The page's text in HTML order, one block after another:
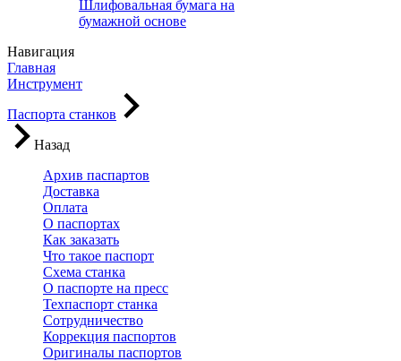
Шлифовальная бумага на
бумажной основе
Навигация
Главная
Инструмент
Паспорта станков
Назад
Архив паспартов
Доставка
Оплата
О паспортах
Как заказать
Что такое паспорт
Схема станка
О паспорте на пресс
Техпаспорт станка
Сотрудничество
Коррекция паспортов
Оригиналы паспортов